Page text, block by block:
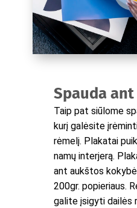
Spauda
Taip pat siūlome
kurį galėsite
rėmelį. Plakatai
namų interjerą.
ant aukštos
200gr. popieriaus.
galite įsigyti dailės